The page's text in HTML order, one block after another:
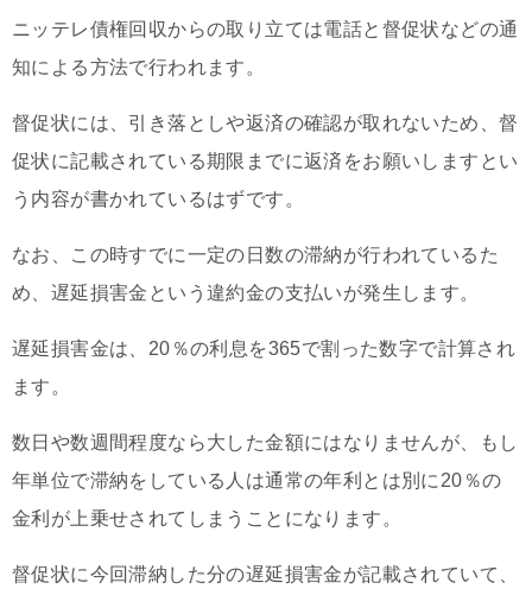
ニッテレ債権回収からの取り立ては電話と督促状などの通
知による方法で行われます。
督促状には、引き落としや返済の確認が取れないため、督
促状に記載されている期限までに返済をお願いしますとい
う内容が書かれているはずです。
なお、この時すでに一定の日数の滞納が行われているた
め、遅延損害金という違約金の支払いが発生します。
遅延損害金は、20％の利息を365で割った数字で計算され
ます。
数日や数週間程度なら大した金額にはなりませんが、もし
年単位で滞納をしている人は通常の年利とは別に20％の
金利が上乗せされてしまうことになります。
督促状に今回滞納した分の遅延損害金が記載されていて、